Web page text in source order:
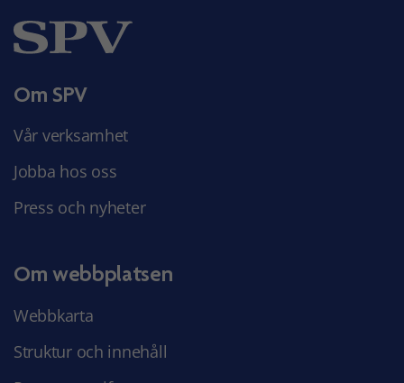
Om SPV
Vår verksamhet
Jobba hos oss
Press och nyheter
Om webbplatsen
Webbkarta
Struktur och innehåll